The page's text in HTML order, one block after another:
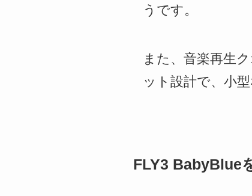
うです。
また、音楽再生
ット設計で、小
FLY3 BabyBlue